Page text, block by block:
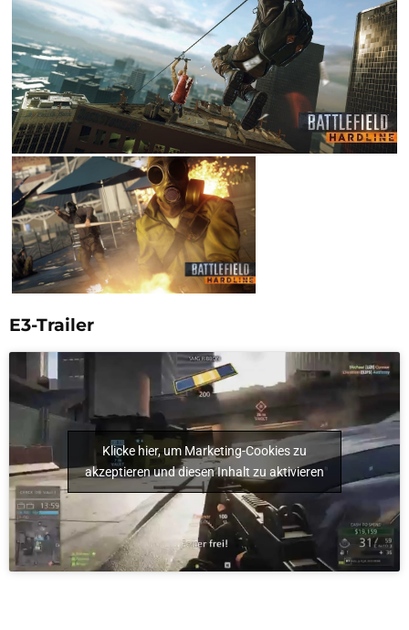
E3-Trailer
Klicke hier, um Marketing-Cookies zu
akzeptieren und diesen Inhalt zu aktivieren